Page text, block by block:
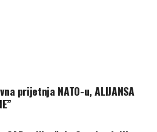
prijetnja NATO-u, ALIJANSA